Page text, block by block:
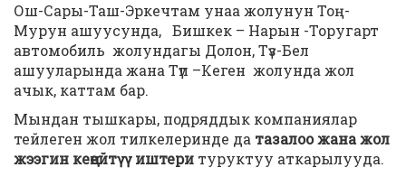
Ош-Сары-Таш-Эркечтам унаа жолунун Тоң-
Мурун ашуусунда, Бишкек – Нарын -Торугарт
автомобиль жолундагы Долон, Түз-Бел
ашууларында жана Түп –Кеген жолунда жол
ачык, каттам бар.
Мындан тышкары, подряддык компаниялар
тейлеген жол тилкелеринде да тазалоо жана жол
жээгин кеңейтүү иштери туруктуу аткарылууда.